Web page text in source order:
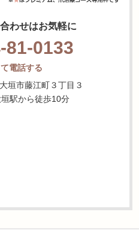
わせはお気軽に
81-0133
電話する
垣市藤江町３丁目３
駅から徒歩10分